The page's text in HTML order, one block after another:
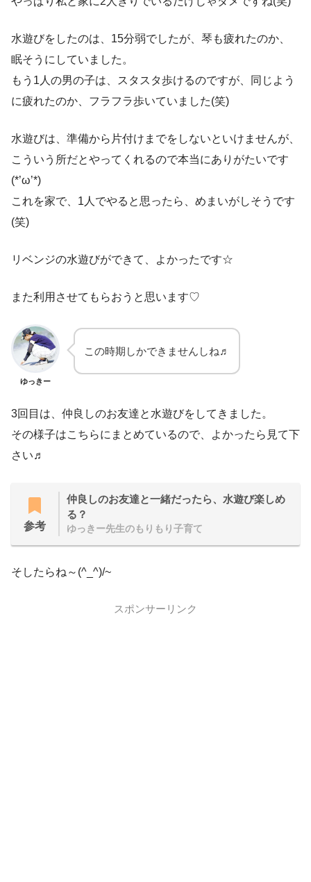
水遊びをしたのは、15分弱でしたが、琴も疲れたのか、
眠そうにしていました。
もう1人の男の子は、スタスタ歩けるのですが、同じよう
に疲れたのか、フラフラ歩いていました(笑)
水遊びは、準備から片付けまでをしないといけませんが、
こういう所だとやってくれるので本当にありがたいです
(*’ω’*)
これを家で、1人でやると思ったら、めまいがしそうです
(笑)
リベンジの水遊びができて、よかったです☆
また利用させてもらおうと思います♡
ゆっきー
この時期しかできませんしね♬
3回目は、仲良しのお友達と水遊びをしてきました。
その様子はこちらにまとめているので、よかったら見て下
さい♬
参考
仲良しのお友達と一緒だったら、水遊び楽しめ
る？
ゆっきー先生のもりもり子育て
そしたらね～(^_^)/~
スポンサーリンク